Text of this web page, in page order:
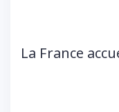
La France